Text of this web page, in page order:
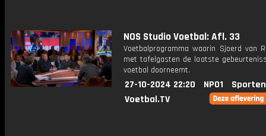
NOS Studio Voetbal: Afl. 33
Voetbalprogramma waarin Sjoerd van
met tafelgasten de laatste
voetbal doorneemt.
27-10-2024 22:20 NPO1
Voetbal.TV